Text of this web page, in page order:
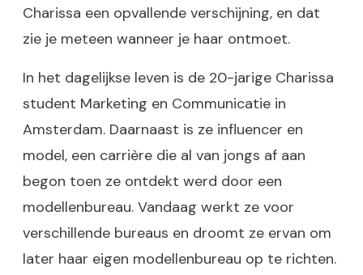
Charissa een opvallende verschijning, en dat
zie je meteen wanneer je haar ontmoet.
In het dagelijkse leven is de 20-jarige Charissa
student Marketing en Communicatie in
Amsterdam. Daarnaast is ze influencer en
model, een carrière die al van jongs af aan
begon toen ze ontdekt werd door een
modellenbureau. Vandaag werkt ze voor
verschillende bureaus en droomt ze ervan om
later haar eigen modellenbureau op te richten.